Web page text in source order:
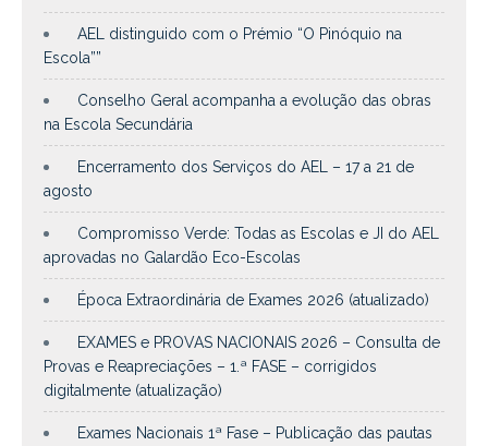
AEL distinguido com o Prémio “O Pinóquio na
Escola””
Conselho Geral acompanha a evolução das obras
na Escola Secundária
Encerramento dos Serviços do AEL – 17 a 21 de
agosto
Compromisso Verde: Todas as Escolas e JI do AEL
aprovadas no Galardão Eco-Escolas
Época Extraordinária de Exames 2026 (atualizado)
EXAMES e PROVAS NACIONAIS 2026 – Consulta de
Provas e Reapreciações – 1.ª FASE – corrigidos
digitalmente (atualização)
Exames Nacionais 1ª Fase – Publicação das pautas